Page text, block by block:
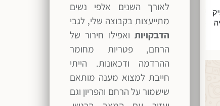
לאורך השנים אלפי נשים
מתייעצות בקבוצה שלי, לגבי
הדבקויות ואפילו חירור של
הרחם, פטריות מחומר
ההרדמה ודכאונות. הייתי
חייבת למצוא מענה מותאם
שישמור על הרחם והפריון וגם